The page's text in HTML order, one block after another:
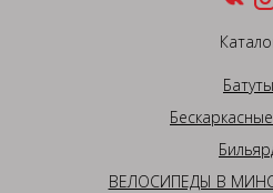
Батуты
ВЕЛОСИПЕДЫ В